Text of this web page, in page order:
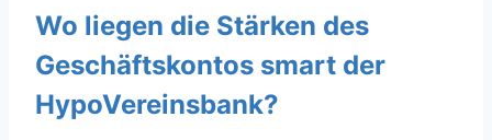
Wo liegen die Stärken des
Geschäftskontos smart der
HypoVereinsbank?